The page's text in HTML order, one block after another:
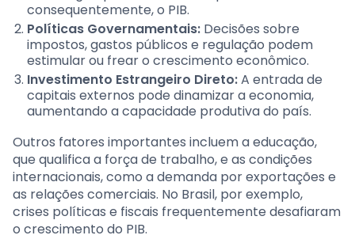
consequentemente, o PIB.
Políticas Governamentais: Decisões sobre
impostos, gastos públicos e regulação podem
estimular ou frear o crescimento econômico.
Investimento Estrangeiro Direto:A entrada de
capitais externos pode dinamizar a economia,
aumentando a capacidade produtiva do país.
Outros fatores importantes incluem a educação,
que qualifica a força de trabalho, e as condições
internacionais, como a demanda por exportações e
as relações comerciais. No Brasil, por exemplo,
crises políticas e fiscais frequentemente desafiaram
o crescimento do PIB.